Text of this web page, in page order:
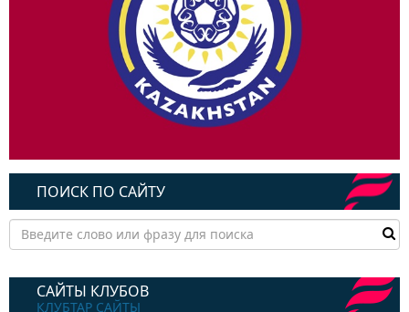
ПОИСК ПО САЙТУ
САЙТЫ КЛУБОВ
КЛУБТАР САЙТЫ